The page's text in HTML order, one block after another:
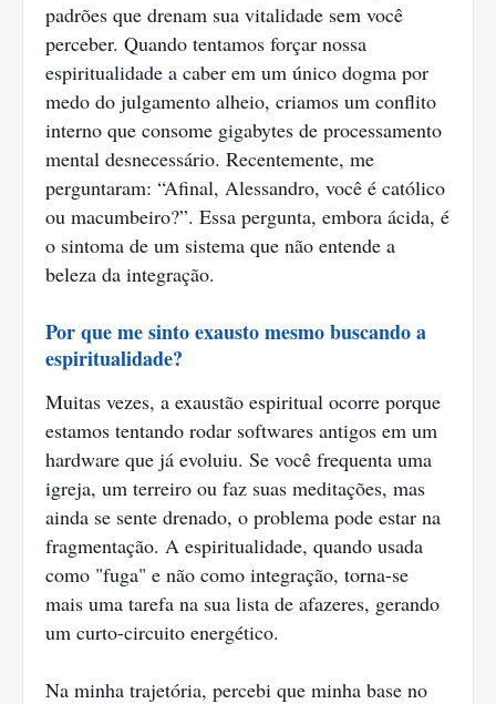
padrões que drenam sua vitalidade sem você
perceber. Quando tentamos forçar nossa
espiritualidade a caber em um único dogma por
medo do julgamento alheio, criamos um conflito
interno que consome gigabytes de processamento
mental desnecessário. Recentemente, me
perguntaram: “Afinal, Alessandro, você é católico
ou macumbeiro?”. Essa pergunta, embora ácida, é
o sintoma de um sistema que não entende a
beleza da integração.
Por que me sinto exausto mesmo buscando a
espiritualidade?
Muitas vezes, a exaustão espiritual ocorre porque
estamos tentando rodar softwares antigos em um
hardware que já evoluiu. Se você frequenta uma
igreja, um terreiro ou faz suas meditações, mas
ainda se sente drenado, o problema pode estar na
fragmentação. A espiritualidade, quando usada
como "fuga" e não como integração, torna-se
mais uma tarefa na sua lista de afazeres, gerando
um curto-circuito energético.
Na minha trajetória, percebi que minha base no